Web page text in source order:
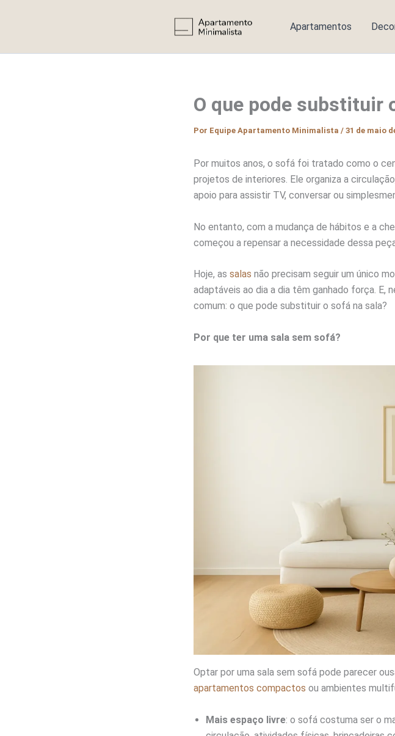
conteúdo
Apartamentos
O que pode substituir
Por Equipe Apartamento Minimalista / 31 de maio
Por muitos anos, o sofá foi tratado como o
projetos de interiores. Ele organiza a
apoio para assistir TV, conversar ou
No entanto, com a mudança de hábitos e a
começou a repensar a necessidade dessa
Hoje, as salas não precisam seguir um único
adaptáveis ao dia a dia têm ganhado força. E,
comum: o que pode substituir o sofá na sala?
Por que ter uma sala sem sofá?
Optar por uma sala sem sofá pode parecer
apartamentos compactos ou ambientes
Mais espaço livre: o sofá costuma ser o